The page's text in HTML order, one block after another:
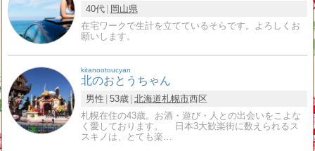
40代
岡山県
在宅ワークで生計を立てているそらです。よろしくお
願いします。
kitanootoucyan
北のおとうちゃん
男性 53歳 北海道札幌市西区
札幌在住の43歳。お酒・遊び・人との出会いをこよな
く愛しております。 日本3大歓楽街に数えられるス
スキノは、とても楽…